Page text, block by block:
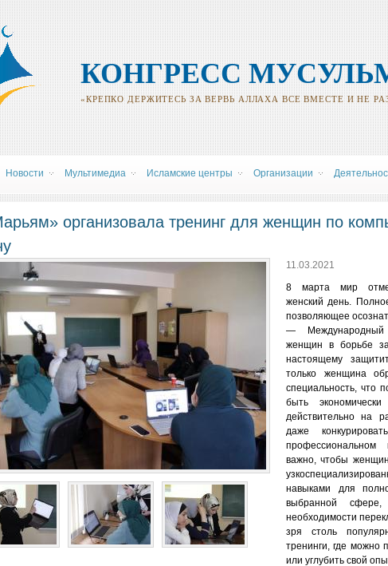
КОНГРЕСС
«КРЕПКО ДЕРЖИТЕСЬ ЗА ВЕРВЬ АЛЛАХА ВСЕ ВМЕСТЕ И НЕ
Новости Мультимедиа Исламские центры Oрганизации
организовала тренинг для женщин по
11.03.2021
8 марта мир
женский день.
позволяющее
— Международный
женщин в борьбе
настоящему
только женщина
специальность, что
быть
действительно на
даже
важно, чтобы
навыками для
выбранной
необходимости
зря столь
тренинги, где можно
или углубить свой